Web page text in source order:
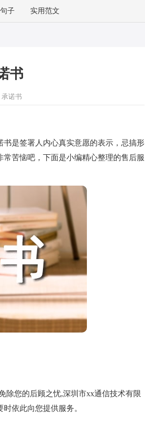
句子 实用范文
书
承诺书
是签署人内心真实意愿的表示，忌搞形
苦恼吧，下面是小编精心整理的售后服
您的后顾之忧,深圳市xx通信技术有限
依此向您提供服务。